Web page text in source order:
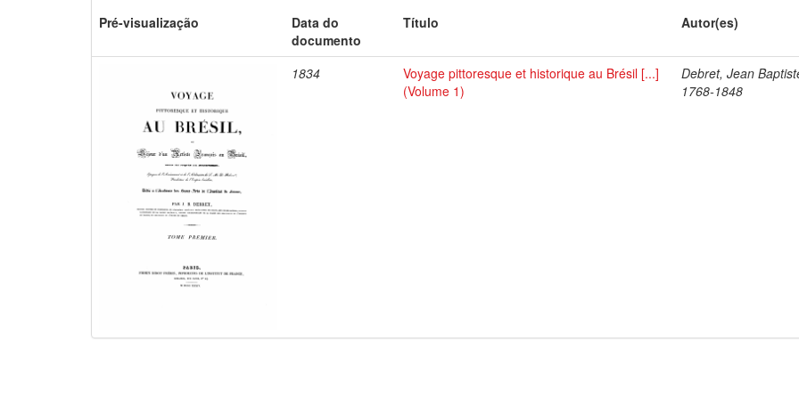
Pré-visualização
Data do
documento
Título Autor(es)
1834
Voyage pittoresque et historique au Brésil [...]
(Volume 1)
Debret, Jean
1768-1848